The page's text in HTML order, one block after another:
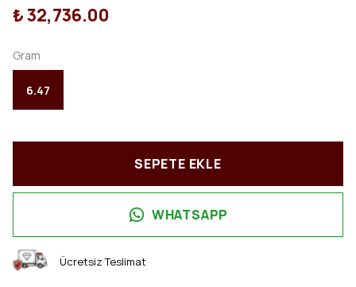
₺ 32,736.00
Gram
6.47
SEPETE EKLE
WHATSAPP
Ücretsiz Teslimat